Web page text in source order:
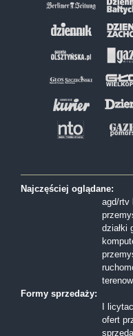
Najczęściej oglądane:
agd/rtv
działki
Formy sprzedaży:
I
ofert